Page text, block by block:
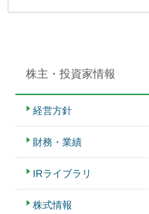
株主・投資家情報
経営方針
財務・業績
IRライブラリ
株式情報